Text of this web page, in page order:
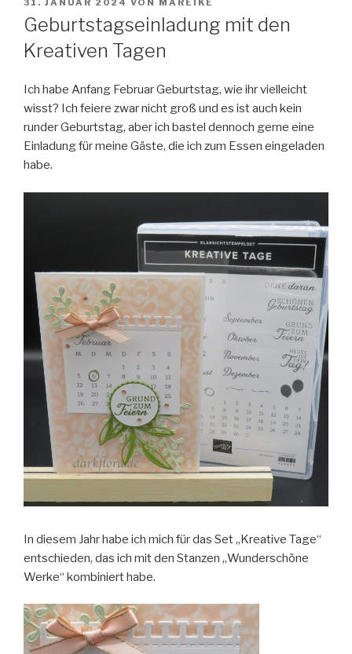
AM
31. JANUAR 2024 VON MAREIKE
Geburtstagseinladung mit den
Kreativen Tagen
Ich habe Anfang Februar Geburtstag, wie ihr vielleicht
wisst? Ich feiere zwar nicht groß und es ist auch kein
runder Geburtstag, aber ich bastel dennoch gerne eine
Einladung für meine Gäste, die ich zum Essen eingeladen
habe.
In diesem Jahr habe ich mich für das Set „Kreative Tage“
entschieden, das ich mit den Stanzen „Wunderschöne
Werke“ kombiniert habe.